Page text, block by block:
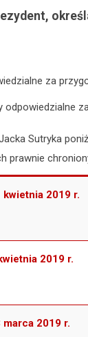
za
odpowiedzialne
Sutryka
prawnie
2019 r.
2019 r.
2019 r.